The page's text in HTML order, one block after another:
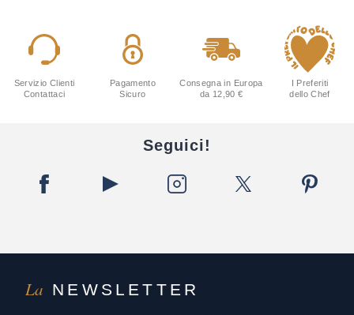
La NEWSLETTER
Servizio Clienti
Contattaci
Pagamento
Sicuro
Consegna in Europa
da 12,90 €
I Preferiti
dello Chef
Seguici!